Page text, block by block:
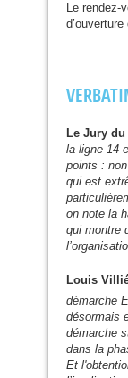
Le rendez-
Le Jury
la ligne 14
points :
qui est
on note la
qui montre
Louis
démarche
désormais
démarche
dans la
Et